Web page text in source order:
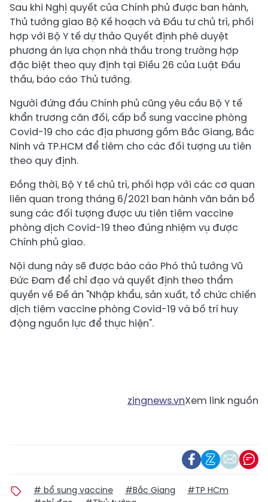
Sau khi Nghị quyết của Chính phủ được ban hành,
Thủ tướng giao Bộ Kế hoạch và Đầu tư chủ trì, phối
hợp với Bộ Y tế dự thảo Quyết định phê duyệt
phương án lựa chọn nhà thầu trong trường hợp
đặc biệt theo quy định tại Điều 26 của Luật Đấu
thầu, báo cáo Thủ tướng.
Người đứng đầu Chính phủ cũng yêu cầu Bộ Y tế
khẩn trương cân đối, cấp bổ sung vaccine phòng
Covid-19 cho các địa phương gồm Bắc Giang, Bắc
Ninh và TP.HCM để tiêm cho các đối tượng ưu tiên
theo quy định.
Đồng thời, Bộ Y tế chủ trì, phối hợp với các cơ quan
liên quan trong tháng 6/2021 ban hành văn bản bổ
sung các đối tượng được ưu tiên tiêm vaccine
phòng dịch Covid-19 theo đúng nhiệm vụ được
Chính phủ giao.
Nội dung này sẽ được báo cáo Phó thủ tướng Vũ
Đức Đam để chỉ đạo và quyết định theo thẩm
quyền về Đề án "Nhập khẩu, sản xuất, tổ chức chiến
dịch tiêm vaccine phòng Covid-19 và bố trí huy
động nguồn lực để thực hiện".
zingnews.vnXem link nguồn
# bổ sung vaccine #Bắc Giang
#TP HCm